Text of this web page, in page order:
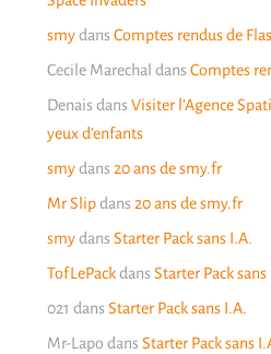
smydans Comptes rendus de
Cecile Marechal dans Comptes
Denais dans Visiter l’Agence
yeux d’enfants
smydans 20 ans de smy.fr
Mr Slipdans 20 ans de smy.fr
smydans Starter Pack sans I.A.
TofLePackdans Starter Pack sans
021 dans Starter Pack sans I.A.
Mr-Lapo dans Starter Pack sans